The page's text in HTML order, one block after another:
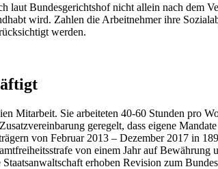
Bundesgerichtshof nicht allein nach dem
wird. Zahlen die Arbeitnehmer ihre
werden.
Mitarbeit. Sie arbeiteten 40-60 Stunden pro
geregelt, dass eigene
von Februar 2013 – Dezember 2017 in
von einem Jahr auf
erhoben Revision zum